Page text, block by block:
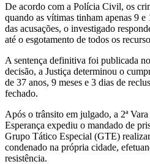
De acordo com a Polícia Civil, os
quando as vítimas tinham apenas 9
das acusações, o investigado
até o esgotamento de todos os
A sentença definitiva foi publicada
decisão, a Justiça determinou o
de 37 anos, 9 meses e 3 dias de
fechado.
Após o trânsito em julgado, a 2ª
Esperança expediu o mandado de
Grupo Tático Especial (GTE)
condenado na própria cidade,
resistência.